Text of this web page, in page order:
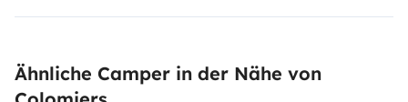
Ähnliche Camper in der Nähe von